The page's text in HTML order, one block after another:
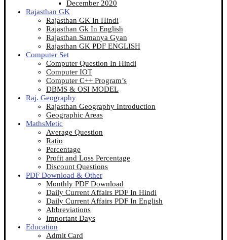
December 2020
Rajasthan GK
Rajasthan GK In Hindi
Rajasthan Gk In English
Rajasthan Samanya Gyan
Rajasthan GK PDF ENGLISH
Computer Set
Computer Question In Hindi
Computer IOT
Computer C++ Program’s
DBMS & OSI MODEL
Raj. Geography
Rajasthan Geography Introduction
Geographic Areas
MathsMetic
Average Question
Ratio
Percentage
Profit and Loss Percentage
Discount Questions
PDF Download & Other
Monthly PDF Download
Daily Current Affairs PDF In Hindi
Daily Current Affairs PDF In English
Abbreviations
Important Days
Education
Admit Card